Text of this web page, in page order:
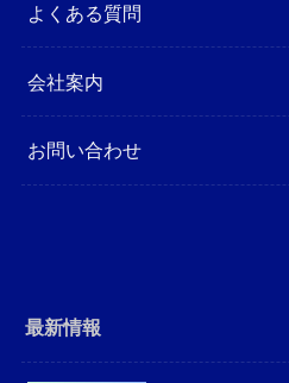
よくある質問
会社案内
お問い合わせ
最新情報